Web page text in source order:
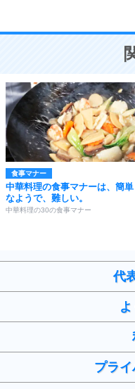
ことが
食事マナー
中華料理の食事マナーは、簡単
なようで、難しい。
中華料理の30の食事マナー
代
プラ